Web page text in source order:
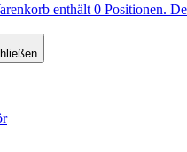
enthält 0 Positionen.